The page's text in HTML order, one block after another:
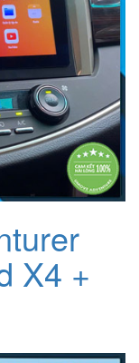
X4 +